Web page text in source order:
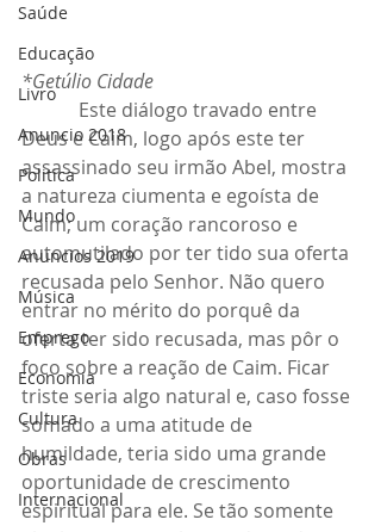
Saúde
Educação
Livro
Anuncio 2018
Politica
Mundo
Anuncios 2019
Música
Emprego
Economia
Cultura
Obras
Internacional
*Getúlio Cidade
Deus e Caim, logo após este ter
assassinado seu irmão Abel, mostra
a natureza ciumenta e egoísta de
Caim; um coração rancoroso e
automutilado por ter tido sua oferta
recusada pelo Senhor. Não quero
entrar no mérito do porquê da
oferta ter sido recusada, mas pôr o
foco sobre a reação de Caim. Ficar
triste seria algo natural e, caso fosse
somado a uma atitude de
humildade, teria sido uma grande
oportunidade de crescimento
espiritual para ele. Se tão somente